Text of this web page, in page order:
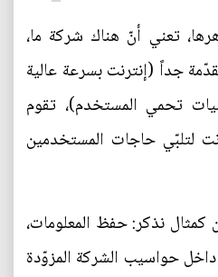
تعني أنّ هناك شركة ما،
جداً (إنترنت بسرعة عالية
تحمي المستخدم)، تقوم
لتلبّي حاجات المستخدمين
نذكر: حفظ المعلومات،
حواسيب الشركة المزوّدة